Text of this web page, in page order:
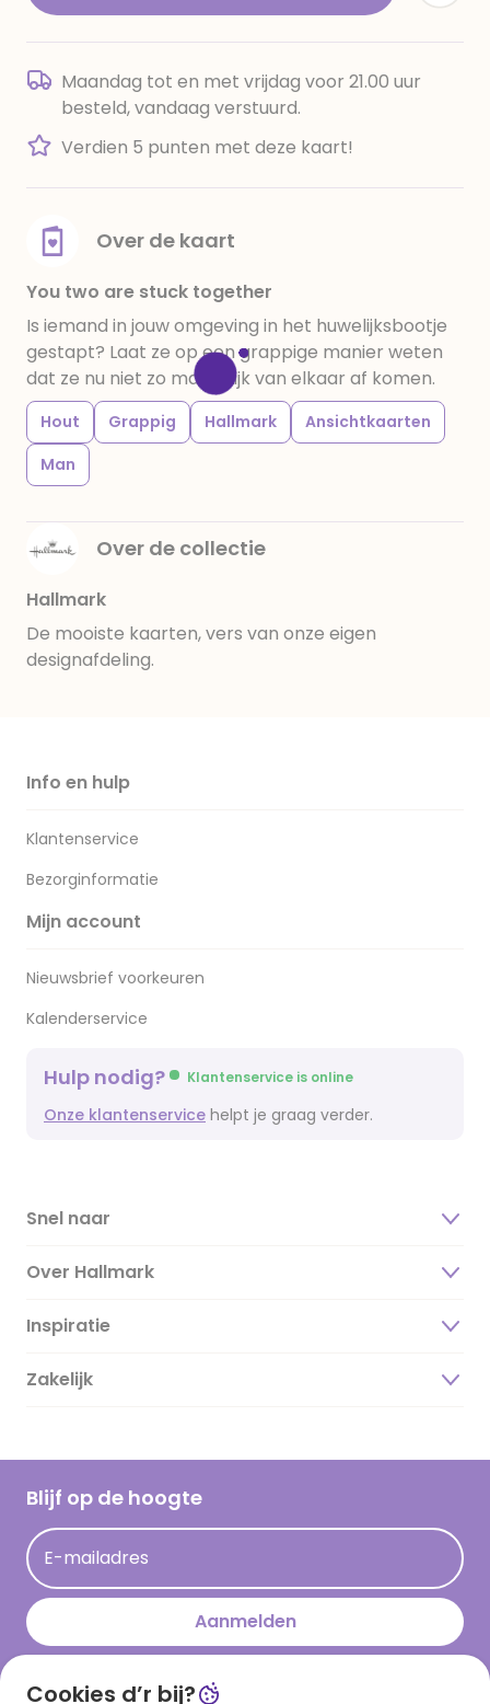
Maandag tot en met vrijdag voor 21.00 uur
besteld, vandaag verstuurd.
Verdien 5 punten met deze kaart!
Over de kaart
You two are stuck together
Is iemand in jouw omgeving in het huwelijksbootje
gestapt? Laat ze op een grappige manier weten
dat ze nu niet zo makkelijk van elkaar af komen.
Hout Grappig Hallmark
Ansichtkaarten
Man
Over de collectie
Hallmark
De mooiste kaarten, vers van onze eigen
designafdeling.
Info en hulp
Klantenservice
Bezorginformatie
Mijn account
Nieuwsbrief voorkeuren
Kalenderservice
Hulp nodig? Klantenservice is online
Onze klantenservice helpt je graag verder.
Snel naar
Over Hallmark
Over ons
Duurzaamheid
Hallmark Kaartclub
Acties
Persberichten
Hallmark en Kinderpostzegels
Inspiratie
Magazine
Cadeau inspiratie
Kaartinspiratie
Zakelijk
Blijf op de hoogte
E-mailadres
Aanmelden
Cookies d’r bij?